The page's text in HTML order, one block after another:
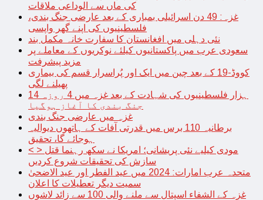
کی ماں سے الوداعی ملاقات
غزہ: 49 دن اسرائیلی بمباری کے بعد عارضی جنگ بندی،
فلسطینیوں کی اپنے گھر واپسی
نئی دہلی میں افغانستان کا سفارت خانہ مکمل بند
سعودی عرب میں پاکستانیوں کیلئے نوکریوں کے معاملے پر
مزید پیشرفت
کووڈ-19 کے بعد چین میں ایک اور پُراسرار قسم کی بیماری
پھیلنے لگی
14 ہزار فلسطینیوں کی شہادت کے بعد غزہ میں 4 روزہ
جنگ بندی کا آغاز ہوگیا
غزہ میں عارضی جنگ بندی
برطانیہ 110 برس میں قدرتی آفات کے ہاتھوں دیوالیہ
ہوجائے گا، تحقیق
< > مودی کیلیے نئی پریشانی؛ امریکا نے سکھ رہنما قتل
سازش کی تحقیقات شروع کردیں
متحدہ عرب امارات: 2024 میں عید الفطر اور عید الاضحیٰ
سمیت دیگر تعطیلات کا اعلان
غزہ کے الشفاء اسپتال سے ملنے والی 100 سے زائد لاشوں